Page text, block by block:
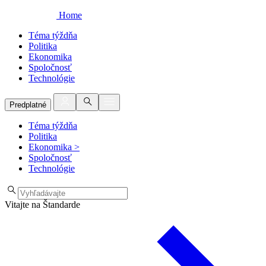
Home
Téma týždňa
Politika
Ekonomika
Spoločnosť
Technológie
Predplatné
Téma týždňa
Politika
Ekonomika >
Spoločnosť
Technológie
Vitajte na Štandarde